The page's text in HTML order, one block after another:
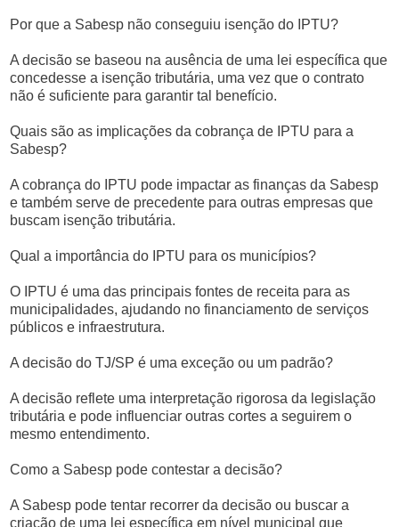
Por que a Sabesp não conseguiu isenção do IPTU?
A decisão se baseou na ausência de uma lei específica que
concedesse a isenção tributária, uma vez que o contrato
não é suficiente para garantir tal benefício.
Quais são as implicações da cobrança de IPTU para a
Sabesp?
A cobrança do IPTU pode impactar as finanças da Sabesp
e também serve de precedente para outras empresas que
buscam isenção tributária.
Qual a importância do IPTU para os municípios?
O IPTU é uma das principais fontes de receita para as
municipalidades, ajudando no financiamento de serviços
públicos e infraestrutura.
A decisão do TJ/SP é uma exceção ou um padrão?
A decisão reflete uma interpretação rigorosa da legislação
tributária e pode influenciar outras cortes a seguirem o
mesmo entendimento.
Como a Sabesp pode contestar a decisão?
A Sabesp pode tentar recorrer da decisão ou buscar a
criação de uma lei específica em nível municipal que